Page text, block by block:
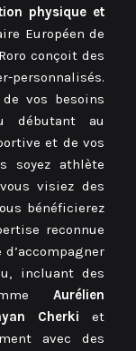
physique et
Européen de
conçoit des
personnalisés.
vos besoins
débutant au
et de vos
soyez athlète
visiez des
bénéficierez
reconnue
incluant des
Aurélien
Cherki et
avec des